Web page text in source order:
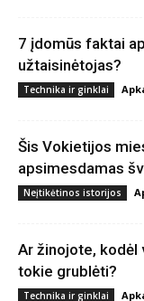
7 įdomūs faktai
užtaisinėtojas?
Technika ir ginklai
Šis Vokietijos
apsimesdamas
Neįtikėtinos istorijos
Ar žinojote, kodėl
tokie grublėti?
Technika ir ginklai